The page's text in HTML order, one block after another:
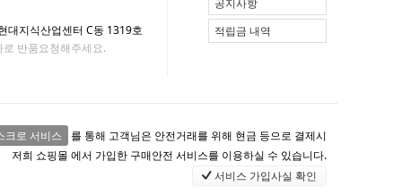
대지식산업센터 C동 1319호
반품요청해주세요.
공지사항
적립금 내역
크로 서비스
를 통해 고객님은 안전거래를 위해 현금 등으로 결제시
저희 쇼핑몰 에서 가입한 구매안전 서비스를 이용하실 수 있습니다.
서비스 가입사실 확인